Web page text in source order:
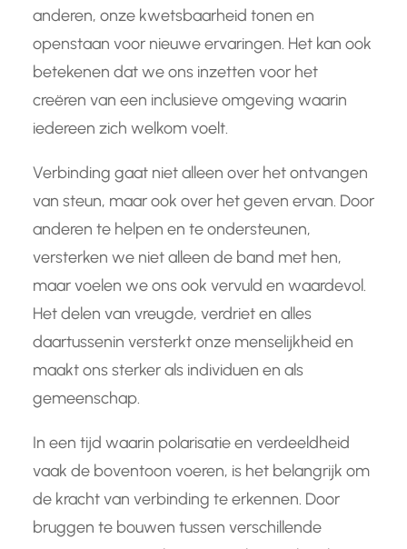
anderen, onze kwetsbaarheid tonen en
openstaan voor nieuwe ervaringen. Het kan ook
betekenen dat we ons inzetten voor het
creëren van een inclusieve omgeving waarin
iedereen zich welkom voelt.
Verbinding gaat niet alleen over het ontvangen
van steun, maar ook over het geven ervan. Door
anderen te helpen en te ondersteunen,
versterken we niet alleen de band met hen,
maar voelen we ons ook vervuld en waardevol.
Het delen van vreugde, verdriet en alles
daartussenin versterkt onze menselijkheid en
maakt ons sterker als individuen en als
gemeenschap.
In een tijd waarin polarisatie en verdeeldheid
vaak de boventoon voeren, is het belangrijk om
de kracht van verbinding te erkennen. Door
bruggen te bouwen tussen verschillende